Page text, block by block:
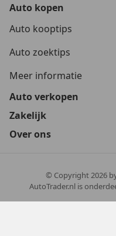
Auto kopen
Auto kooptips
Auto zoektips
Meer informatie
Auto verkopen
Zakelijk
Over ons
© Copyright 2026
AutoTrader.nl is